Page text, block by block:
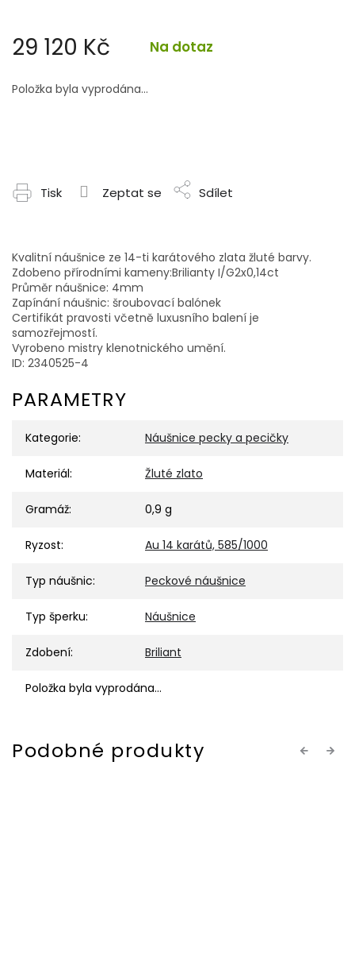
29 120 Kč Na dotaz
cena:
Položka byla vyprodána…
Tisk Zeptat se Sdílet
Kvalitní náušnice ze 14-ti karátového zlata žluté barvy.
Zdobeno přírodními kameny:Brilianty I/G2x0,14ct
Průměr náušnice: 4mm
Zapínání náušnic: šroubovací balónek
Certifikát pravosti včetně luxusního balení je
samozřejmostí.
Vyrobeno mistry klenotnického umění.
ID: 2340525-4
PARAMETRY
Kategorie: Náušnice pecky a pecičky
Materiál: Žluté zlato
Gramáž: 0,9 g
Ryzost: Au 14 karátů, 585/1000
Typ náušnic: Peckové náušnice
Typ šperku: Náušnice
Zdobení: Briliant
Položka byla vyprodána…
Previous
Next